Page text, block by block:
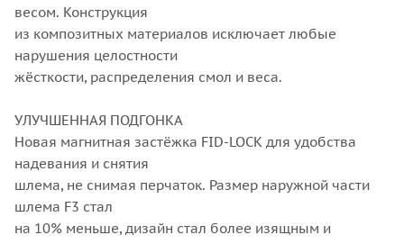
весом. Конструкция
из композитных материалов исключает любые
нарушения целостности
жёсткости, распределения смол и веса.
УЛУЧШЕННАЯ ПОДГОНКА
Новая магнитная застёжка FID-LOCK для удобства
надевания и снятия
шлема, не снимая перчаток. Размер наружной части
шлема F3 стал
на 10% меньше, дизайн стал более изящным и